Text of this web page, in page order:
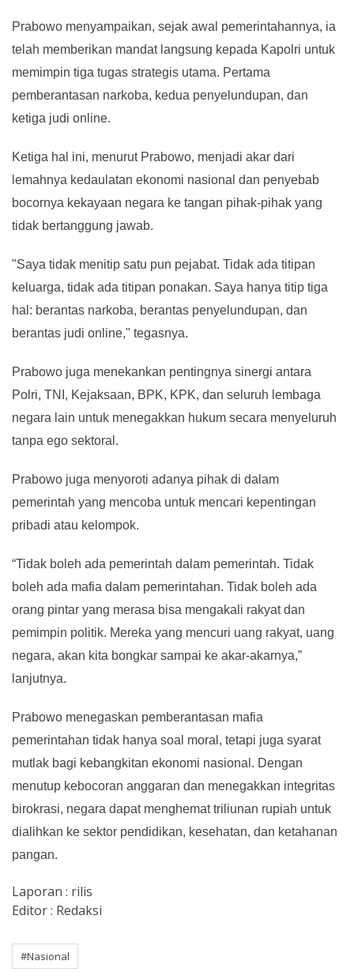
Prabowo menyampaikan, sejak awal pemerintahannya, ia
telah memberikan mandat langsung kepada Kapolri untuk
memimpin tiga tugas strategis utama. Pertama
pemberantasan narkoba, kedua penyelundupan, dan
ketiga judi online.
Ketiga hal ini, menurut Prabowo, menjadi akar dari
lemahnya kedaulatan ekonomi nasional dan penyebab
bocornya kekayaan negara ke tangan pihak-pihak yang
tidak bertanggung jawab.
"Saya tidak menitip satu pun pejabat. Tidak ada titipan
keluarga, tidak ada titipan ponakan. Saya hanya titip tiga
hal: berantas narkoba, berantas penyelundupan, dan
berantas judi online," tegasnya.
Prabowo juga menekankan pentingnya sinergi antara
Polri, TNI, Kejaksaan, BPK, KPK, dan seluruh lembaga
negara lain untuk menegakkan hukum secara menyeluruh
tanpa ego sektoral.
Prabowo juga menyoroti adanya pihak di dalam
pemerintah yang mencoba untuk mencari kepentingan
pribadi atau kelompok.
“Tidak boleh ada pemerintah dalam pemerintah. Tidak
boleh ada mafia dalam pemerintahan. Tidak boleh ada
orang pintar yang merasa bisa mengakali rakyat dan
pemimpin politik. Mereka yang mencuri uang rakyat, uang
negara, akan kita bongkar sampai ke akar-akarnya,”
lanjutnya.
Prabowo menegaskan pemberantasan mafia
pemerintahan tidak hanya soal moral, tetapi juga syarat
mutlak bagi kebangkitan ekonomi nasional. Dengan
menutup kebocoran anggaran dan menegakkan integritas
birokrasi, negara dapat menghemat triliunan rupiah untuk
dialihkan ke sektor pendidikan, kesehatan, dan ketahanan
pangan.
Laporan : rilis
Editor : Redaksi
#Nasional